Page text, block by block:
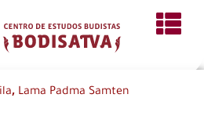
, Lama Padma Samten